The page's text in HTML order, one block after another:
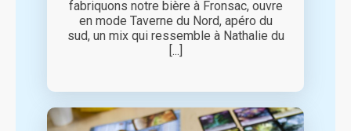
fabriquons notre bière à Fronsac, ouvre
en mode Taverne du Nord, apéro du
sud, un mix qui ressemble à Nathalie du
[...]